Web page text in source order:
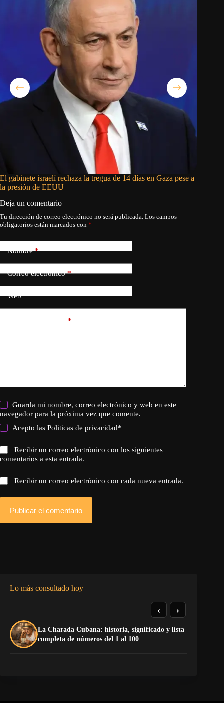
El gabinete israelí rechaza la tregua de 14 días en Gaza pese a
la presión de EEUU
Deja un comentario
Tu dirección de correo electrónico no será publicada. Los campos
obligatorios están marcados con *
Nombre*
Correo electrónico*
Web
*
Guarda mi nombre, correo electrónico y web en este
navegador para la próxima vez que comente.
Acepto lasPoliticas de privacidad*
Recibir un correo electrónico con los siguientes
comentarios a esta entrada.
Recibir un correo electrónico con cada nueva entrada.
Publicar el comentario
Lo más consultado hoy
La Charada Cubana: historia, significado y lista
completa de números del 1 al 100
‹ ›